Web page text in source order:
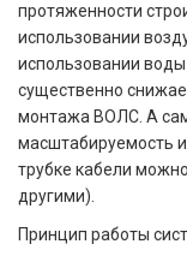
протяженности
использовании
использовании
существенно
монтажа ВОЛС. А
масштабируемость
трубке кабели
другими).
Принцип работы